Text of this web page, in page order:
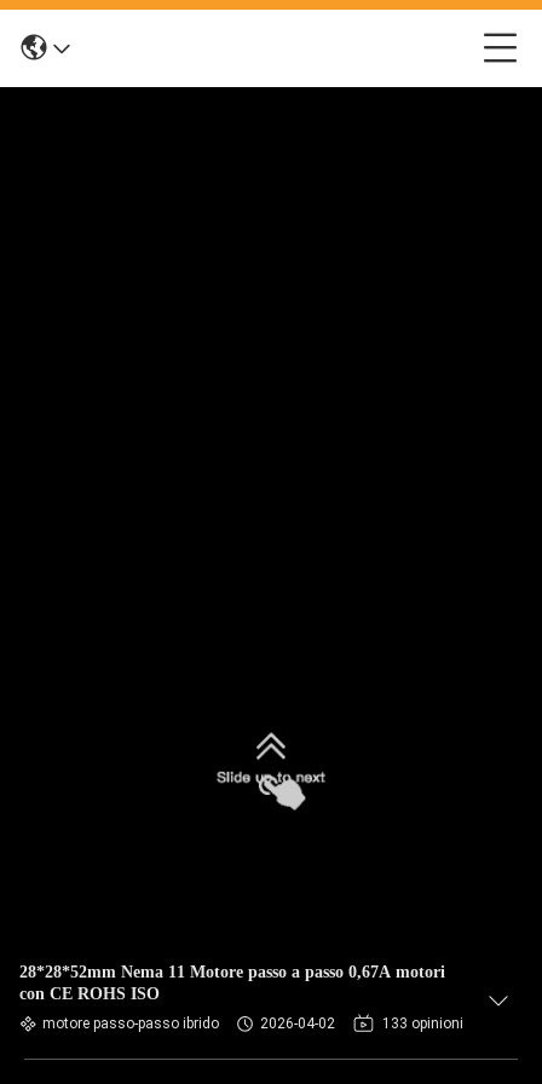
28*28*52mm Nema 11 Motore passo a passo 0,67A motori
con CE ROHS ISO
motore passo-passo ibrido 2026-04-02 133 opinioni